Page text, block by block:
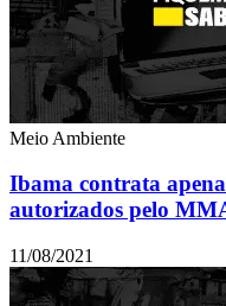
Meio Ambiente
Ibama contrata
autorizados pelo
11/08/2021